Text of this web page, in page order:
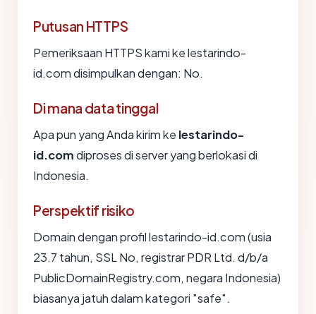
Putusan HTTPS
Pemeriksaan HTTPS kami ke lestarindo-
id.com disimpulkan dengan: No.
Di mana data tinggal
Apa pun yang Anda kirim ke lestarindo-
id.comdiproses di server yang berlokasi di
Indonesia.
Perspektif risiko
Domain dengan profil lestarindo-id.com (usia
23.7 tahun, SSL No, registrar PDR Ltd. d/b/a
PublicDomainRegistry.com, negara Indonesia)
biasanya jatuh dalam kategori "safe".